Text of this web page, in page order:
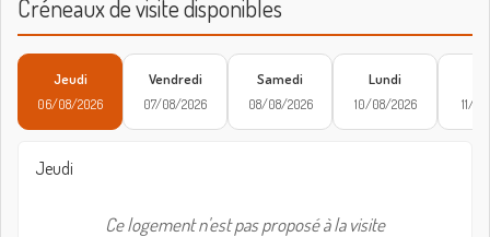
Créneaux de visite disponibles
Jeudi
06/08/2026
Vendredi
07/08/2026
Samedi
08/08/2026
Lundi
10/08/2026 11/
Jeudi
Ce logement n'est pas proposé à la visite